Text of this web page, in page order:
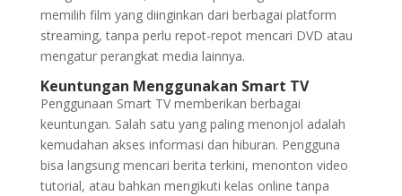
memilih film yang diinginkan dari berbagai platform
streaming, tanpa perlu repot-repot mencari DVD atau
mengatur perangkat media lainnya.
Keuntungan Menggunakan Smart TV
Penggunaan Smart TV memberikan berbagai
keuntungan. Salah satu yang paling menonjol adalah
kemudahan akses informasi dan hiburan. Pengguna
bisa langsung mencari berita terkini, menonton video
tutorial, atau bahkan mengikuti kelas online tanpa